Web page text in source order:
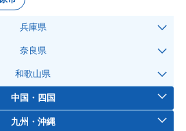
兵庫県
奈良県
和歌山県
中国・四国
九州・沖縄